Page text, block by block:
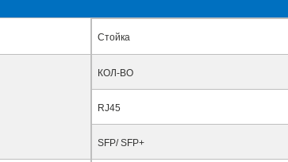
Стойка
КОЛ-ВО
RJ45
SFP/ SFP+